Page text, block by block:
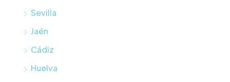
Sevilla
Jaén
Cádiz
Huelva